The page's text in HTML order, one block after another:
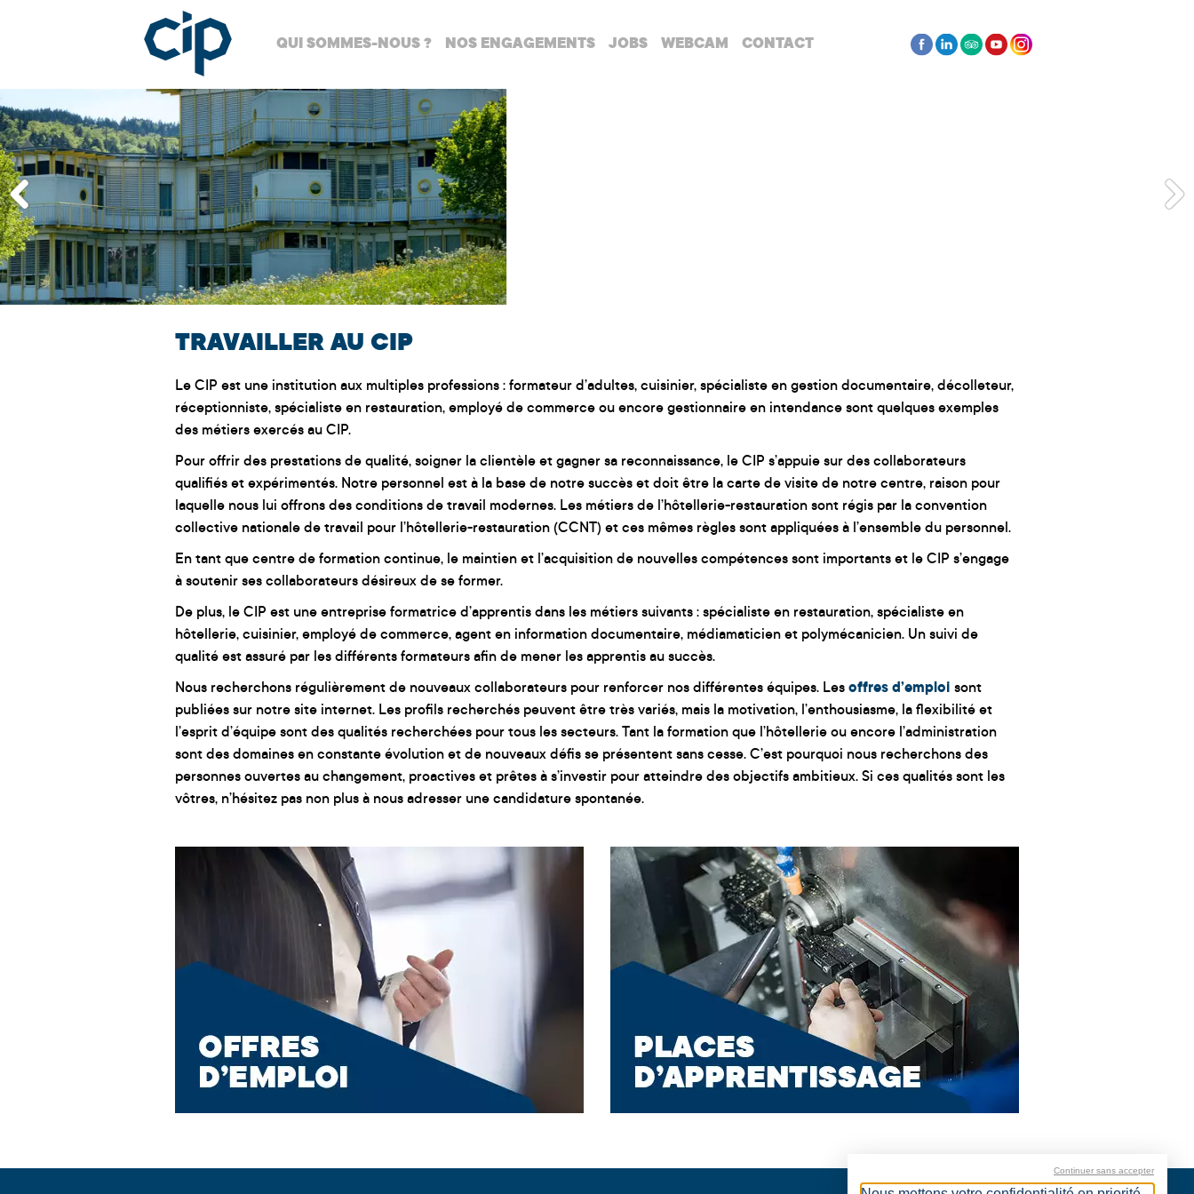
QUI SOMMES-NOUS ? NOS ENGAGEMENTS JOBS WEBCAM CONTACT
TRAVAILLER AU CIP
Le CIP est une institution aux multiples professions : formateur d’adultes, cuisinier, spécialiste en gestion documentaire, décolleteur,
réceptionniste, spécialiste en restauration, employé de commerce ou encore gestionnaire en intendance sont quelques exemples
des métiers exercés au CIP.
Pour offrir des prestations de qualité, soigner la clientèle et gagner sa reconnaissance, le CIP s’appuie sur des collaborateurs
qualifiés et expérimentés. Notre personnel est à la base de notre succès et doit être la carte de visite de notre centre, raison pour
laquelle nous lui offrons des conditions de travail modernes. Les métiers de l’hôtellerie-restauration sont régis par la convention
collective nationale de travail pour l’hôtellerie-restauration (CCNT) et ces mêmes règles sont appliquées à l’ensemble du personnel.
En tant que centre de formation continue, le maintien et l’acquisition de nouvelles compétences sont importants et le CIP s’engage
à soutenir ses collaborateurs désireux de se former.
De plus, le CIP est une entreprise formatrice d’apprentis dans les métiers suivants : spécialiste en restauration, spécialiste en
hôtellerie, cuisinier, employé de commerce, agent en information documentaire, médiamaticien et polymécanicien. Un suivi de
qualité est assuré par les différents formateurs afin de mener les apprentis au succès.
Nous recherchons régulièrement de nouveaux collaborateurs pour renforcer nos différentes équipes. Les offres d’emploi sont
publiées sur notre site internet. Les profils recherchés peuvent être très variés, mais la motivation, l’enthousiasme, la flexibilité et
l’esprit d’équipe sont des qualités recherchées pour tous les secteurs. Tant la formation que l’hôtellerie ou encore l’administration
sont des domaines en constante évolution et de nouveaux défis se présentent sans cesse. C’est pourquoi nous recherchons des
personnes ouvertes au changement, proactives et prêtes à s’investir pour atteindre des objectifs ambitieux. Si ces qualités sont les
vôtres, n’hésitez pas non plus à nous adresser une candidature spontanée.
Continuer sans accepter